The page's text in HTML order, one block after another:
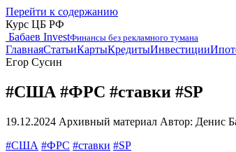
Перейти к содержанию
Курс ЦБ РФ
Бабаев InvestФинансы без рекламного тумана
ГлавнаяСтатьиКартыКредитыИнвестиции
Егор Сусин
#США #ФРС #ставки #SP
19.12.2024 Архивный материал Автор: Денис
#США #ФРС #ставки #SP